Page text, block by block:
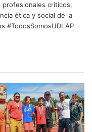
profesionales críticos,
ética y social de la
#TodosSomosUDLAP